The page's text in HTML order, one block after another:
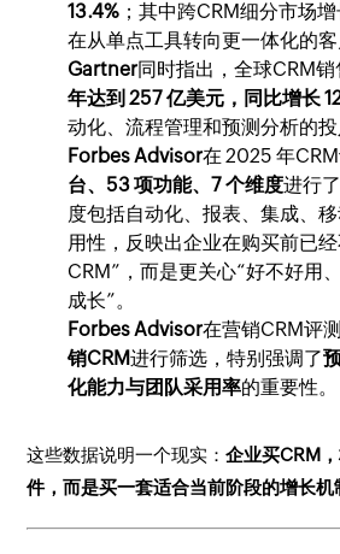
13.4% ；其中跨CRM细分市场
在从单点工具转向更一体化的客
Gartner同时指出，全球CRM
年达到 257 亿美元，同比增长
动化、流程管理和预测分析的投
Forbes Advisor在 2025 年
台、53 项功能、7 个维度进行
度包括自动化、报表、集成、
用性，反映出企业在购买前已
CRM”，而是更关心“好不好用
成长”。
Forbes Advisor在营销CRM评
销CRM进行筛选，特别强调了
化能力与团队采用率的重要性。
这些数据说明一个现实：企业买CRM
件，而是买一套适合当前阶段的增长机